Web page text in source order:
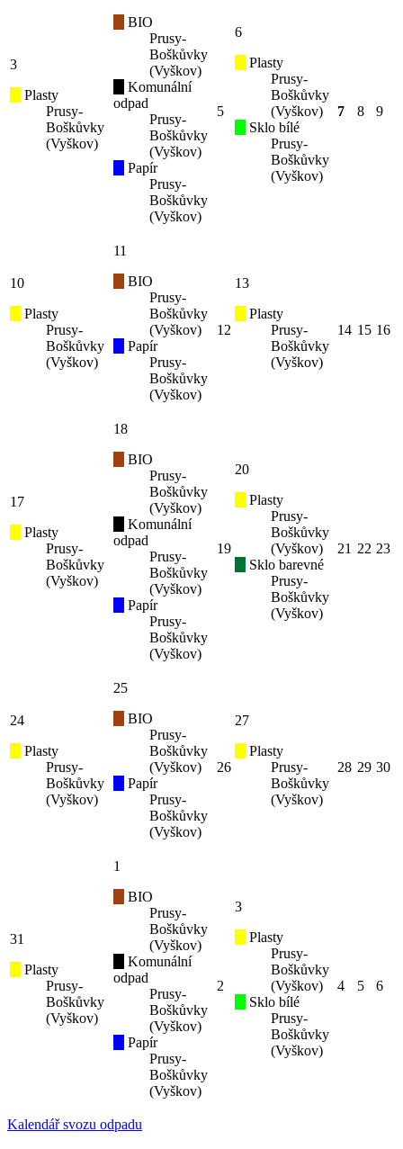
3
Plasty
Prusy-
Boškůvky
(Vyškov)
BIO
Prusy-
Boškůvky
(Vyškov)
Komunální
odpad
Prusy-
Boškůvky
(Vyškov)
Papír
Prusy-
Boškůvky
(Vyškov)
5
6
Plasty
Prusy-
Boškůvky
(Vyškov)
Sklo bílé
Prusy-
Boškůvky
(Vyškov)
7 8 9
10
Plasty
Prusy-
Boškůvky
(Vyškov)
11
BIO
Prusy-
Boškůvky
(Vyškov)
Papír
Prusy-
Boškůvky
(Vyškov)
12
13
Plasty
Prusy-
Boškůvky
(Vyškov)
14 15 16
17
Plasty
Prusy-
Boškůvky
(Vyškov)
18
BIO
Prusy-
Boškůvky
(Vyškov)
Komunální
odpad
Prusy-
Boškůvky
(Vyškov)
Papír
Prusy-
Boškůvky
(Vyškov)
19
20
Plasty
Prusy-
Boškůvky
(Vyškov)
Sklo barevné
Prusy-
Boškůvky
(Vyškov)
21 22 23
24
Plasty
Prusy-
Boškůvky
(Vyškov)
25
BIO
Prusy-
Boškůvky
(Vyškov)
Papír
Prusy-
Boškůvky
(Vyškov)
26
27
Plasty
Prusy-
Boškůvky
(Vyškov)
28 29 30
31
Plasty
Prusy-
Boškůvky
(Vyškov)
1
BIO
Prusy-
Boškůvky
(Vyškov)
Komunální
odpad
Prusy-
Boškůvky
(Vyškov)
Papír
Prusy-
Boškůvky
(Vyškov)
2
3
Plasty
Prusy-
Boškůvky
(Vyškov)
Sklo bílé
Prusy-
Boškůvky
(Vyškov)
4 5 6
Kalendář svozu odpadu